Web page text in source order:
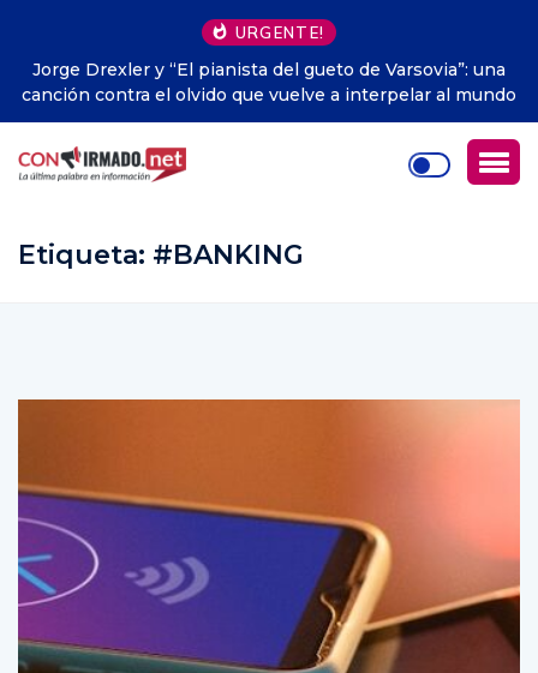
URGENTE!
La ‘Internet muerta’: el inquietante escenario sobre la
Red empieza a hacerse realidad
Etiqueta: #BANKING